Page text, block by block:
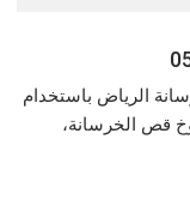
الرياض باستخدام
قص الخرسانة،